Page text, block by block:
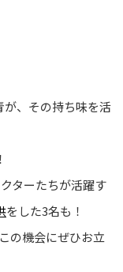
が、その持ち味を活
ターたちが活躍す
をした3名も！
の機会にぜひお立